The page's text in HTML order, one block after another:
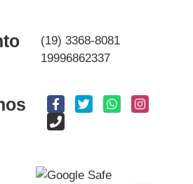
(19) 3368-8081
19996862337